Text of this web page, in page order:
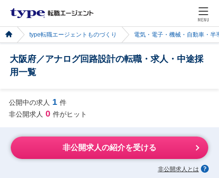
MENU
type転職エージェントものづくり 電気・電子・機械・自動車・半
大阪府／アナログ回路設計の転職・求人・中途採
用一覧
公開中の求人 1 件
非公開求人 0 件がヒット
非公開求人の紹介を受ける
非公開求人とは